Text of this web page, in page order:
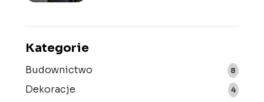
Kategorie
Budownictwo 8
Dekoracje 4